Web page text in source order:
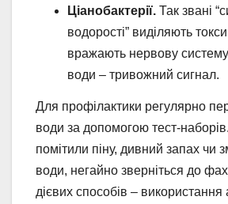
Ціанобактерії. Так звані
водорості” виділяють
вражають нервову
води – тривожний сигнал.
Для профілактики регулярно
води за допомогою тест-
помітили піну, дивний запах чи
води, негайно зверніться до
дієвих способів – використання